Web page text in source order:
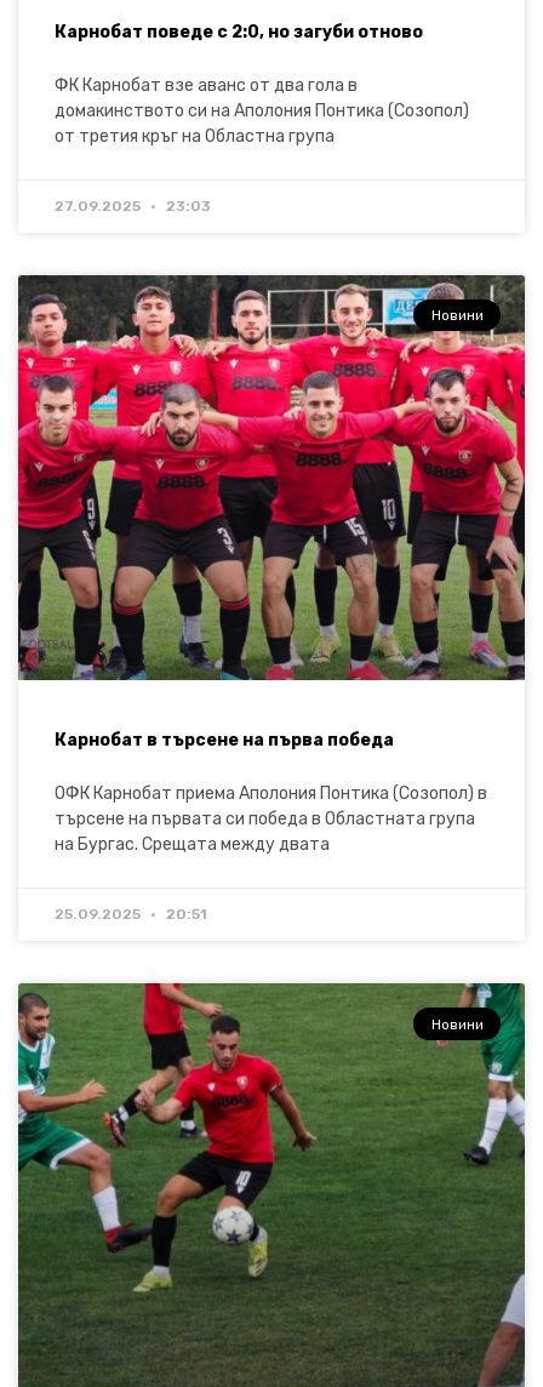
Карнобат поведе с 2:0, но загуби отново
ФК Карнобат взе аванс от два гола в
домакинството си на Аполония Понтика (Созопол)
от третия кръг на Областна група
27.09.2025 23:03
Новини
Карнобат в търсене на първа победа
ОФК Карнобат приема Аполония Понтика (Созопол) в
търсене на първата си победа в Областната група
на Бургас. Срещата между двата
25.09.2025 20:51
Новини